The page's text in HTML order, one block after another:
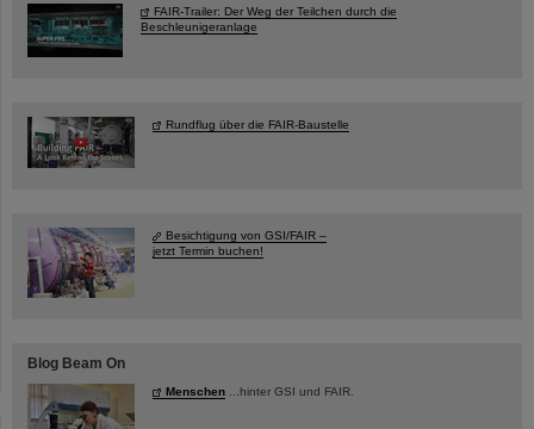
FAIR-Trailer: Der Weg der Teilchen durch die
Beschleunigeranlage
Rundflug über die FAIR-Baustelle
Besichtigung von GSI/FAIR –
jetzt Termin buchen!
Blog Beam On
Menschen ...hinter GSI und FAIR.